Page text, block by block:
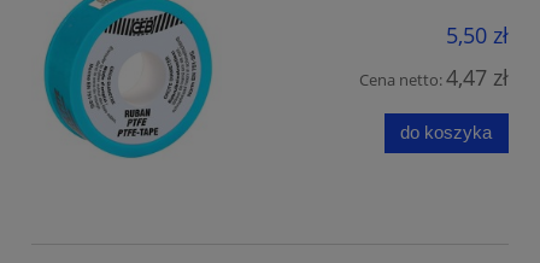
5,50 zł
Cena netto:4,47 zł
do koszyka